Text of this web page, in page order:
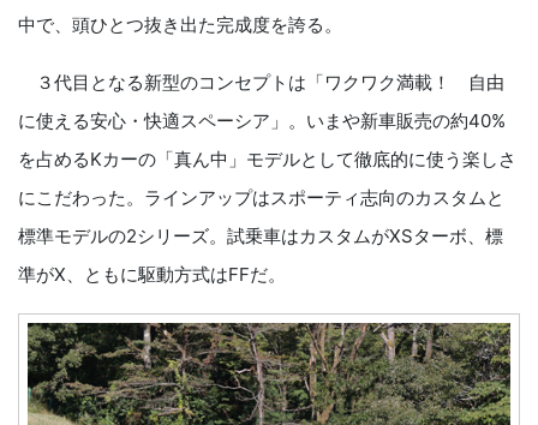
中で、頭ひとつ抜き出た完成度を誇る。
３代目となる新型のコンセプトは「ワクワク満載！ 自由
に使える安心・快適スペーシア」。いまや新車販売の約40%
を占めるKカーの「真ん中」モデルとして徹底的に使う楽しさ
にこだわった。ラインアップはスポーティ志向のカスタムと
標準モデルの2シリーズ。試乗車はカスタムがXSターボ、標
準がX、ともに駆動方式はFFだ。